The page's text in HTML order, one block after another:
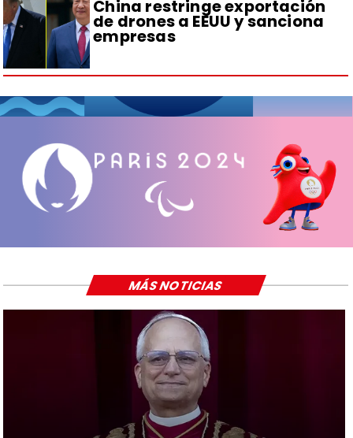
China restringe exportación
de drones a EEUU y sanciona
empresas
MÁS NOTICIAS